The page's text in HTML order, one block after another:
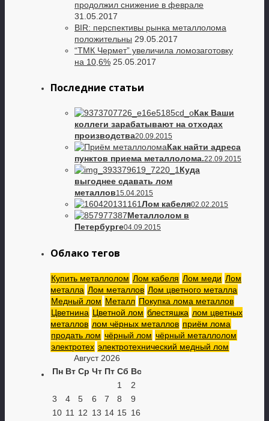
продолжил снижение в феврале
31.05.2017
BIR: перспективы рынка металлолома
положительны 29.05.2017
“ТМК Чермет” увеличила ломозаготовку
на 10,6% 25.05.2017
Последние статьи
Как Ваши
коллеги зарабатывают на отходах
производства20.09.2015
Как найти адреса
пунктов приема металлолома.22.09.2015
Куда
выгоднее сдавать лом
металлов15.04.2015
Лом кабеля02.02.2015
Металлолом в
Петербурге04.09.2015
Облако тегов
Купить металлолом Лом кабеля Лом меди Лом
металла Лом металлов Лом цветного металла
Медный лом Металл Покупка лома металлов
Цветнина Цветной лом блестяшка лом цветных
металлов лом чёрных металлов приём лома
продать лом чёрный лом чёрный металлолом
электротех электротехнический медный лом
Август 2026
Пн Вт Ср Чт Пт Сб Вс
1
2
3
4 5 6 7 8
9
10 11 12 13 14 15 16